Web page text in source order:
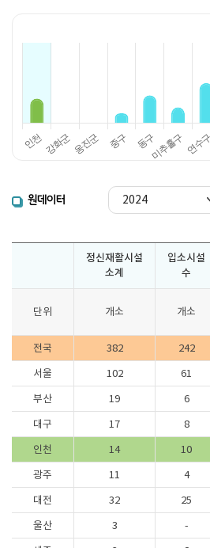
원데이터
정신재활시설
소계
입소시설
수
단위 개소 개소
전국 382 242
서울
102 61
부산
19 6
대구
17 8
인천
14 10
광주
11 4
대전
32 25
울산
3 -